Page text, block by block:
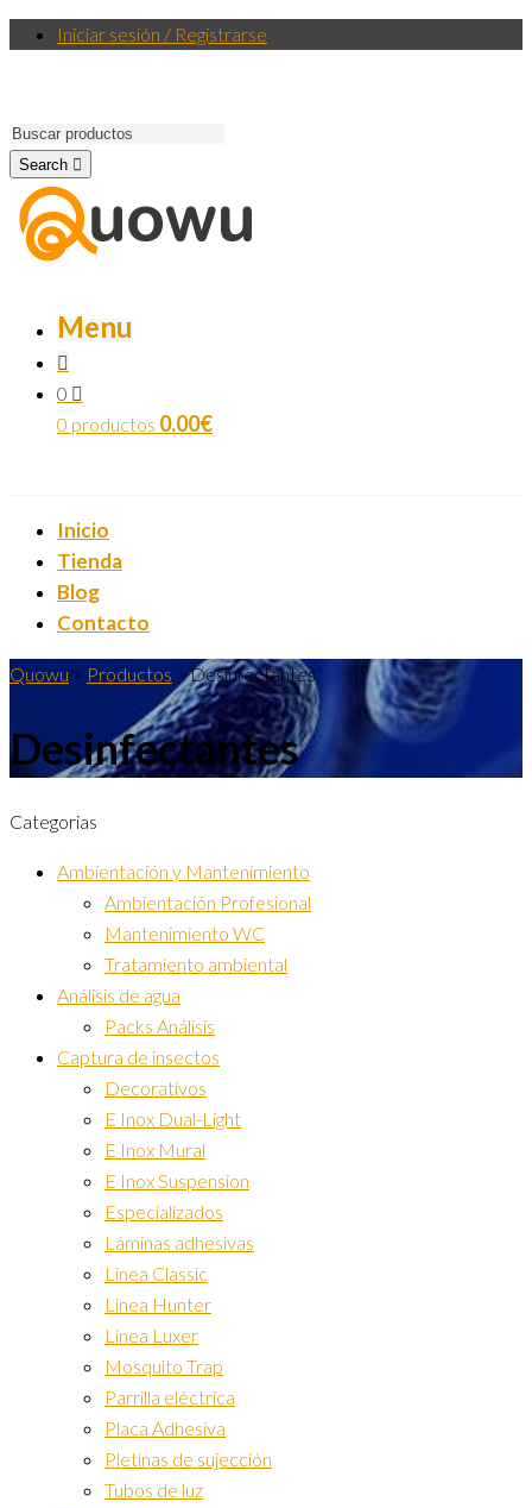
Iniciar sesión / Registrarse
Search
Menu
0
0 productos 0.00€
Inicio
Tienda
Blog
Contacto
Quowu > Productos >Desinfectantes
Desinfectantes
Categorias
Ambientación y Mantenimiento
Ambientación Profesional
Mantenimiento WC
Tratamiento ambiental
Análisis de agua
Packs Análisis
Captura de insectos
Decorativos
E Inox Dual-Light
E Inox Mural
E Inox Suspension
Especializados
Láminas adhesivas
Linea Classic
Linea Hunter
Linea Luxer
Mosquito Trap
Parrilla eléctrica
Placa Adhesiva
Pletinas de sujección
Tubos de luz